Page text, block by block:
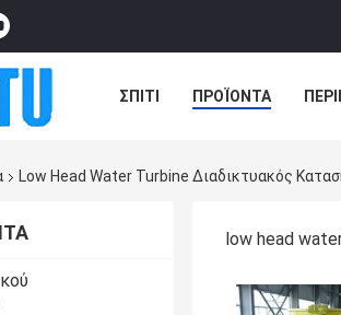
ΣΠΊΤΙ ΠΡΟΪΌΝΤΑ
Low Head Water Turbine Διαδικτυακός
low head